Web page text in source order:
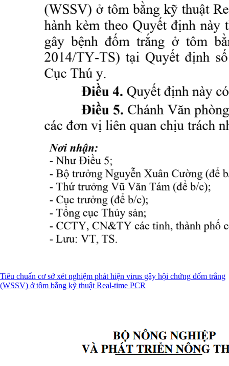
Tiêu chuẩn cơ sở xét nghiệm phát hiện virus gây hội chứng đốm trắng
(WSSV) ở tôm bằng kỹ thuật Real-time PCR